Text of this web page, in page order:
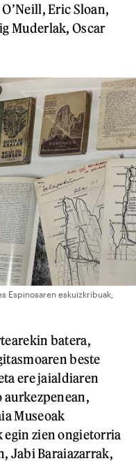
Eric Sloan,
Muderlak, Oscar
Espinosaren eskuizkribuak,
batera,
beste
ere jaialdiaren
aurkezpenean,
Museoak
zien ongietorria
Jabi Baraiazarrak,